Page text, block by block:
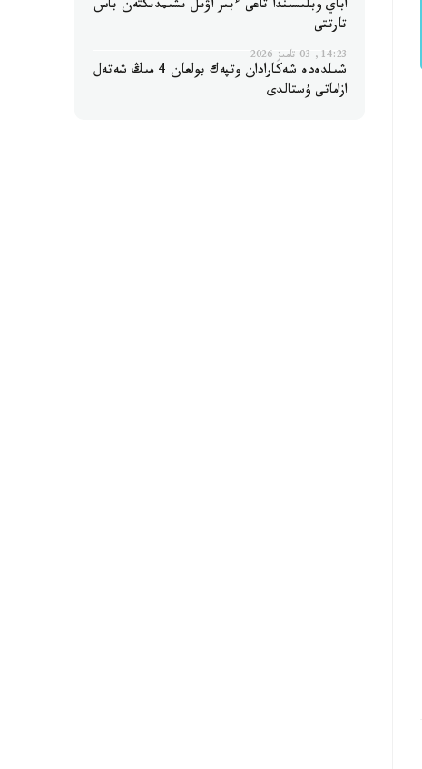
اباي وبلىسىندا تاعى ءبىر اۋىل ىشىمدىكتەن باس
تارتتى
14:23, 03 تامىز 2026
شىلدەدە شەكارادان وتپەك بولعان 4 مىڭ شەتەل
ازاماتى ۇستالدى